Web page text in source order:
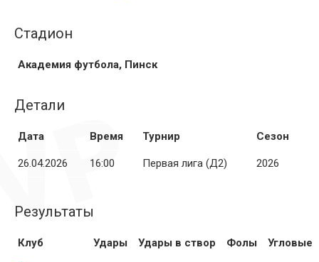
Стадион
Академия футбола, Пинск
Детали
Дата Время Турнир Сезон
26.04.2026 16:00 Первая лига (Д2) 2026
Результаты
Клуб Удары Удары в створ Фолы Угловые